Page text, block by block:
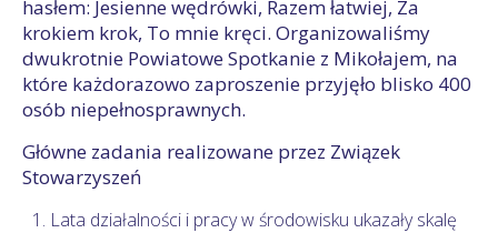
hasłem: Jesienne wędrówki, Razem łatwiej, Za
krokiem krok, To mnie kręci. Organizowaliśmy
dwukrotnie Powiatowe Spotkanie z Mikołajem, na
które każdorazowo zaproszenie przyjęło blisko 400
osób niepełnosprawnych.
Główne zadania realizowane przez Związek
Stowarzyszeń
Lata działalności i pracy w środowisku ukazały skalę